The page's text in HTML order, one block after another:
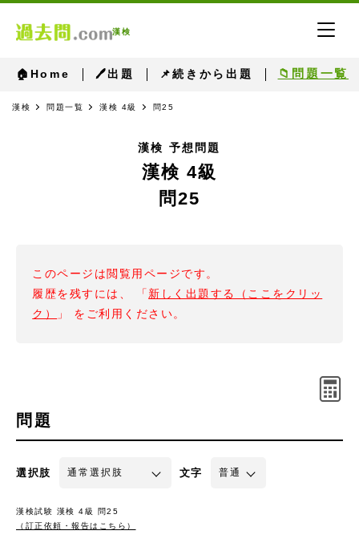
漢検
🏠Home 🖊出題 📌続きから出題 📁問題一覧
漢検 問題一覧 漢検 4級 問25
漢検 予想問題
漢検 4級
問25
このページは閲覧用ページです。
履歴を残すには、 「 新しく出題する（ここをクリッ
ク）
」 をご利用ください。
問題
選択肢 文字
漢検試験 漢検 4級 問25
（訂正依頼・報告はこちら）